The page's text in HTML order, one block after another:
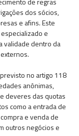
dos sócios,
e afins. Este
e
validade dentro da
no artigo 118
anônimas,
deveres das quotas
como a entrada de
e venda de
outros negócios e